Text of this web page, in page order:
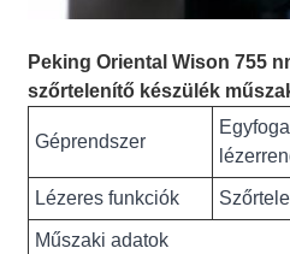
Peking Oriental Wison 755
szőrtelenítő készülék
Géprendszer
Lézeres funkciók
Műszaki adatok